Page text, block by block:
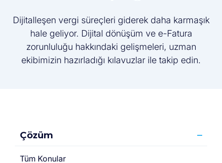
Dijitalleşen vergi süreçleri giderek daha karmaşık
hale geliyor. Dijital dönüşüm ve e-Fatura
zorunluluğu hakkındaki gelişmeleri, uzman
ekibimizin hazırladığı kılavuzlar ile takip edin.
Çözüm
Tüm Konular